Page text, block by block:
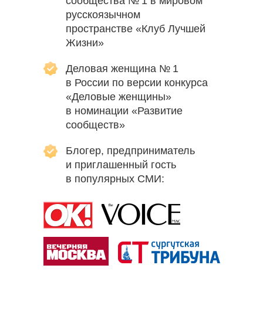
русскоязычном
пространстве «Клуб Лучшей
Жизни»
Деловая женщина № 1
в России по версии конкурса
«Деловые женщины»
в номинации «Развитие
сообществ»
Блогер, предприниматель
и приглашенный гость
в популярных СМИ: